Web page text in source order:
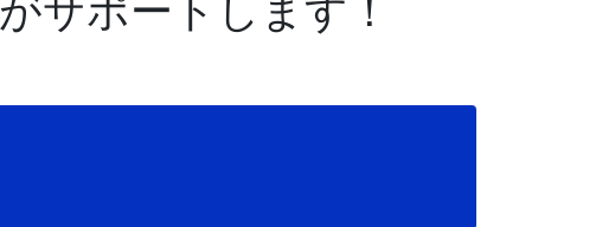
がサポートします！